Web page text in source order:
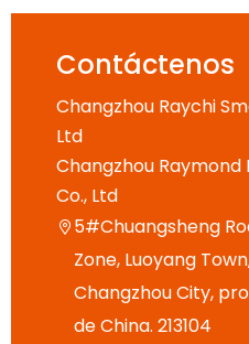
Contáctenos
Changzhou Raychi
Ltd
Changzhou
Co., Ltd
 5#Chuangsheng
Zone, Luoyang
Changzhou City,
de China. 213104